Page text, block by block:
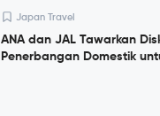
Japan Travel
ANA dan JAL Tawarkan
Penerbangan Domestik